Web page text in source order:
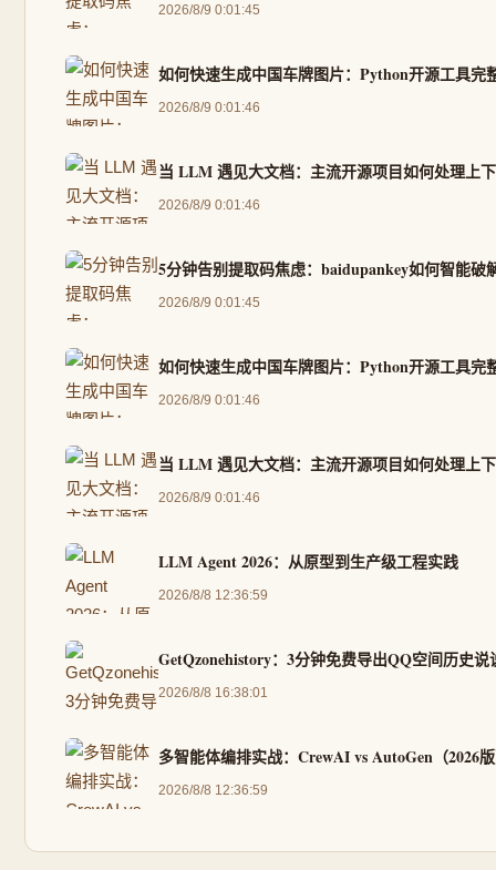
2026/8/9 0:01:45
如何快速生成中国车牌图片：Python开源工具完
2026/8/9 0:01:46
当 LLM 遇见大文档：主流开源项目如何处理上
2026/8/9 0:01:46
5分钟告别提取码焦虑：baidupankey如何智能破
2026/8/9 0:01:45
如何快速生成中国车牌图片：Python开源工具完
2026/8/9 0:01:46
当 LLM 遇见大文档：主流开源项目如何处理上
2026/8/9 0:01:46
LLM Agent 2026：从原型到生产级工程实践
2026/8/8 12:36:59
GetQzonehistory：3分钟免费导出QQ空间历史
2026/8/8 16:38:01
多智能体编排实战：CrewAI vs AutoGen（2026
2026/8/8 12:36:59